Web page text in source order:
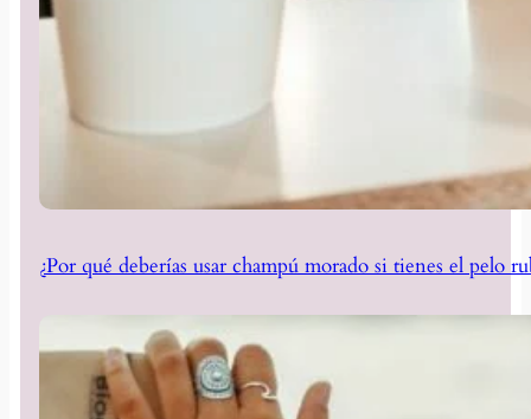
¿Por qué deberías usar champú morado si tienes el pelo